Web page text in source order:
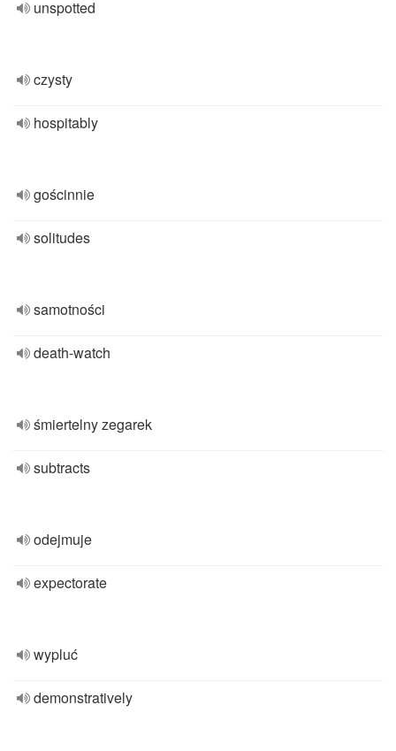
unspotted
czysty
hospitably
gościnnie
solitudes
samotności
death-watch
śmiertelny zegarek
subtracts
odejmuje
expectorate
wypluć
demonstratively